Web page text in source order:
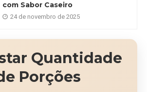
com Sabor Caseiro
24 de novembro de 2025
Quantidade
Porções